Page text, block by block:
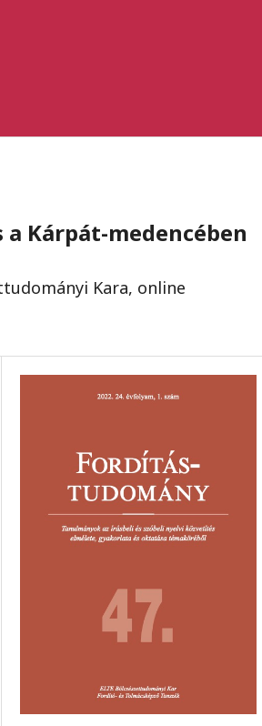
Kárpát-medencében
Kara, online